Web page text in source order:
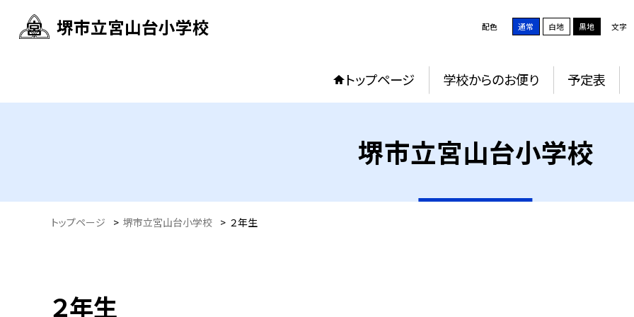
堺市立宮山台小学校 配色 通常 白地 黒地 文字
トップページ 学校からのお便り 予定表
堺市立宮山台小学校
トップページ > 堺市立宮山台小学校 > ２年生
２年生